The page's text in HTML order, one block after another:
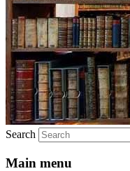
Search
Main menu